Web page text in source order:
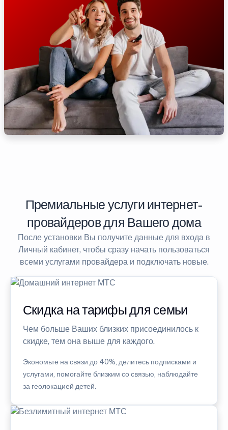
Премиальные услуги интернет-
провайдеров для Вашего дома
После установки Вы получите данные для входа в
Личный кабинет, чтобы сразу начать пользоваться
всеми услугами провайдера и подключать новые.
Скидка на тарифы для семьи
Чем больше Ваших близких присоединилось к
скидке, тем она выше для каждого.
Экономьте на связи до 40%, делитесь подписками и
услугами, помогайте близким со связью, наблюдайте
за геолокацией детей.